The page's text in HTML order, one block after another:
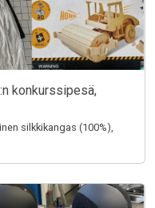
konkurssipesä,
silkkikangas (100%),